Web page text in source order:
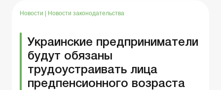
Новости Новости законодательства
Украинские предприниматели
будут обязаны
трудоустраивать лица
предпенсионного возраста